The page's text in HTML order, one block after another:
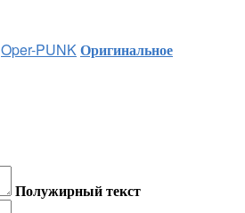
Oper-PUNKОригинальное
Полужирный текст